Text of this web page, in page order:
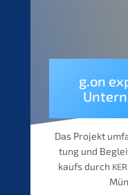
g.on
Das Projekt
tung und
kaufs durch